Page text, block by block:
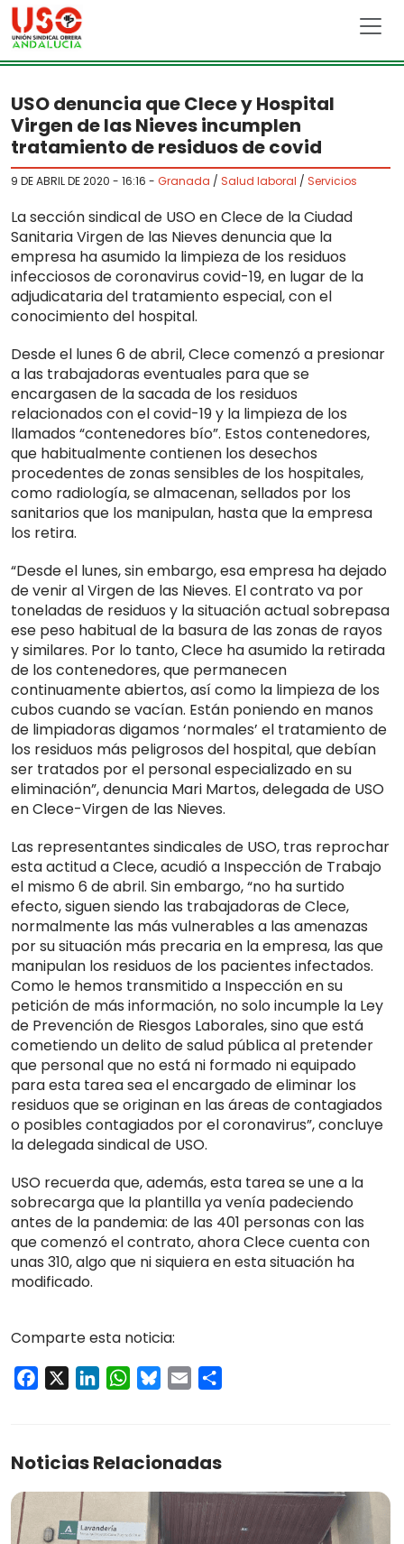
Skip to main content
USO denuncia que Clece y Hospital
Virgen de las Nieves incumplen
tratamiento de residuos de covid
9 DE ABRIL DE 2020 - 16:16 - Granada / Salud laboral / Servicios
La sección sindical de USO en Clece de la Ciudad
Sanitaria Virgen de las Nieves denuncia que la
empresa ha asumido la limpieza de los residuos
infecciosos de coronavirus covid-19, en lugar de la
adjudicataria del tratamiento especial, con el
conocimiento del hospital.
Desde el lunes 6 de abril, Clece comenzó a presionar
a las trabajadoras eventuales para que se
encargasen de la sacada de los residuos
relacionados con el covid-19 y la limpieza de los
llamados “contenedores bío”. Estos contenedores,
que habitualmente contienen los desechos
procedentes de zonas sensibles de los hospitales,
como radiología, se almacenan, sellados por los
sanitarios que los manipulan, hasta que la empresa
los retira.
“Desde el lunes, sin embargo, esa empresa ha dejado
de venir al Virgen de las Nieves. El contrato va por
toneladas de residuos y la situación actual sobrepasa
ese peso habitual de la basura de las zonas de rayos
y similares. Por lo tanto, Clece ha asumido la retirada
de los contenedores, que permanecen
continuamente abiertos, así como la limpieza de los
cubos cuando se vacían. Están poniendo en manos
de limpiadoras digamos ‘normales’ el tratamiento de
los residuos más peligrosos del hospital, que debían
ser tratados por el personal especializado en su
eliminación”, denuncia Mari Martos, delegada de USO
en Clece-Virgen de las Nieves.
Las representantes sindicales de USO, tras reprochar
esta actitud a Clece, acudió a Inspección de Trabajo
el mismo 6 de abril. Sin embargo, “no ha surtido
efecto, siguen siendo las trabajadoras de Clece,
normalmente las más vulnerables a las amenazas
por su situación más precaria en la empresa, las que
manipulan los residuos de los pacientes infectados.
Como le hemos transmitido a Inspección en su
petición de más información, no solo incumple la Ley
de Prevención de Riesgos Laborales, sino que está
cometiendo un delito de salud pública al pretender
que personal que no está ni formado ni equipado
para esta tarea sea el encargado de eliminar los
residuos que se originan en las áreas de contagiados
o posibles contagiados por el coronavirus”, concluye
la delegada sindical de USO.
USO recuerda que, además, esta tarea se une a la
sobrecarga que la plantilla ya venía padeciendo
antes de la pandemia: de las 401 personas con las
que comenzó el contrato, ahora Clece cuenta con
unas 310, algo que ni siquiera en esta situación ha
modificado.
Comparte esta noticia:
Facebook LinkedInWhatsApp
Bluesky
Email
Noticias Relacionadas